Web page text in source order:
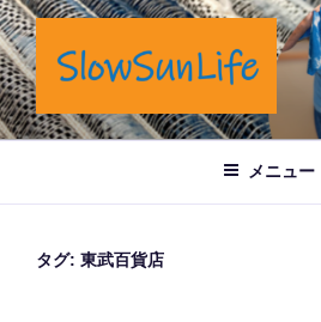
コ
ン
テ
ン
ツ
岡山市奉還町でカフェと藍染商品を製造
メニュー
タグ: 東武百貨店